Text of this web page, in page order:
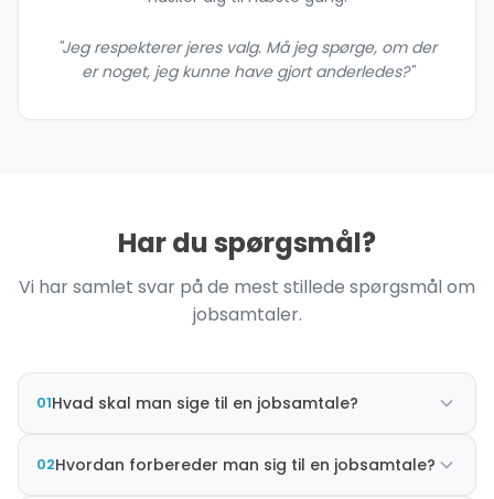
"Jeg respekterer jeres valg. Må jeg spørge, om der
er noget, jeg kunne have gjort anderledes?"
Har du spørgsmål?
Vi har samlet svar på de mest stillede spørgsmål om
jobsamtaler.
01Hvad skal man sige til en jobsamtale?
02Hvordan forbereder man sig til en jobsamtale?